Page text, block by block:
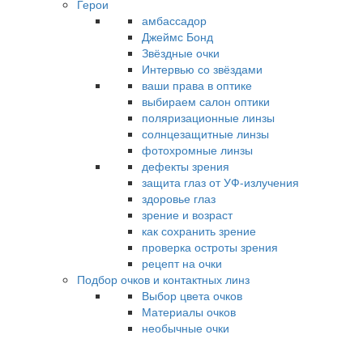
Герои
амбассадор
Джеймс Бонд
Звёздные очки
Интервью со звёздами
ваши права в оптике
выбираем салон оптики
поляризационные линзы
солнцезащитные линзы
фотохромные линзы
дефекты зрения
защита глаз от УФ-излучения
здоровье глаз
зрение и возраст
как сохранить зрение
проверка остроты зрения
рецепт на очки
Подбор очков и контактных линз
Выбор цвета очков
Материалы очков
необычные очки